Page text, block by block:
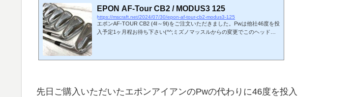
EPON AF-Tour CB2 / MODUS3 125
https://mscraft.net/2024/07/30/epon-af-tour-cb2-modus3-125
エポンAF-TOUR CB2 (4I～9I)をご注文いただきました。Pwは他社46度を投
入予定1ヶ月程お待ち下さい(^^;ミズノマッスルからの変更でこのヘッドを
先日ご購入いただいたエポンアイアンのPwの代わりに46度を投入